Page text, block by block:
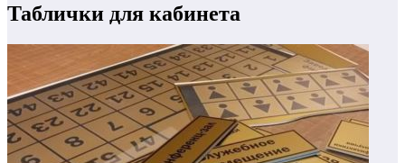
Таблички для кабинета